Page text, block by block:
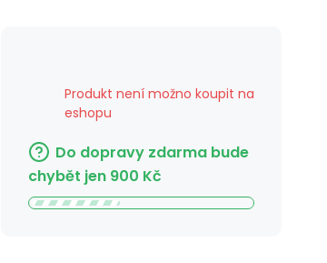
Produkt není možno koupit na
eshopu
Do dopravy zdarma bude
chybět jen 900 Kč